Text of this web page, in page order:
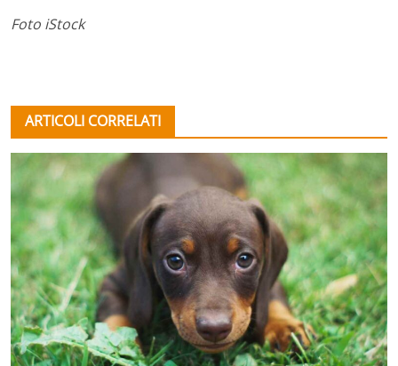
Foto iStock
ARTICOLI CORRELATI